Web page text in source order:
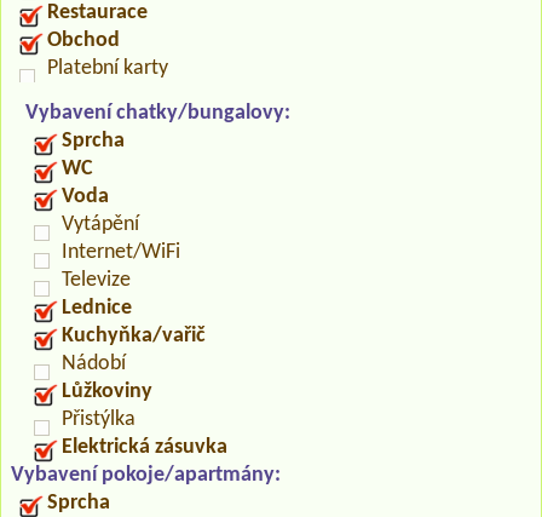
Restaurace
Obchod
Platební karty
Vybavení chatky/bungalovy:
Sprcha
WC
Voda
Vytápění
Internet/WiFi
Televize
Lednice
Kuchyňka/vařič
Nádobí
Lůžkoviny
Přistýlka
Elektrická zásuvka
Vybavení pokoje/apartmány:
Sprcha